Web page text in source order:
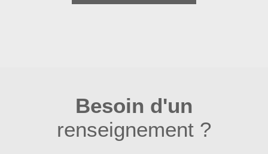
de communiquer le vertige des infinis »
Besoin d'un
renseignement ?